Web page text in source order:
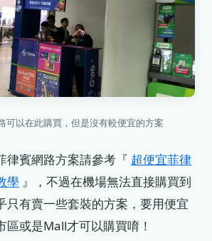
可以在此購買，但是沒有較便宜的方案
律賓網路方案請參考『 超便宜菲律
學 』，不過在機場無法直接購買到
只有賣一些套裝的方案，要用便宜
區或是Mall才可以購買唷！